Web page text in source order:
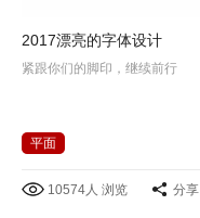
2017漂亮的字体设计
紧跟你们的脚印，继续前行
平面
10574人 浏览 分享